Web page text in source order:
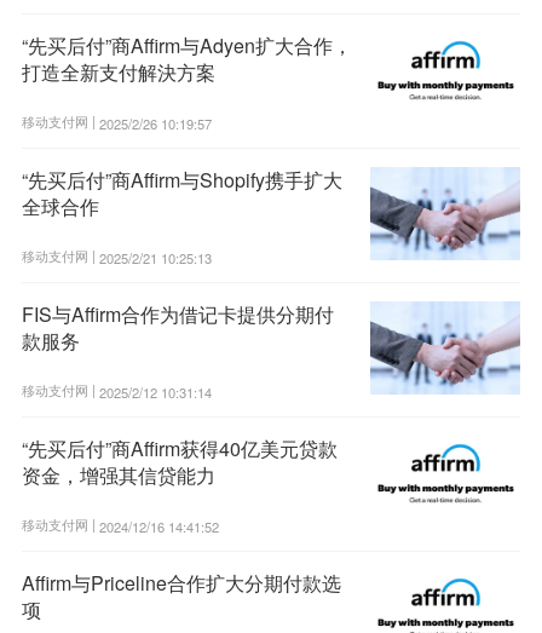
“先买后付”商Affirm与Adyen扩大合作，
打造全新支付解決方案
移动支付网 | 2025/2/26 10:19:57
“先买后付”商Affirm与Shopify携手扩大
全球合作
移动支付网 | 2025/2/21 10:25:13
FIS与Affirm合作为借记卡提供分期付
款服务
移动支付网 | 2025/2/12 10:31:14
“先买后付”商Affirm获得40亿美元贷款
资金，增强其信贷能力
移动支付网 | 2024/12/16 14:41:52
Affirm与Priceline合作扩大分期付款选
项